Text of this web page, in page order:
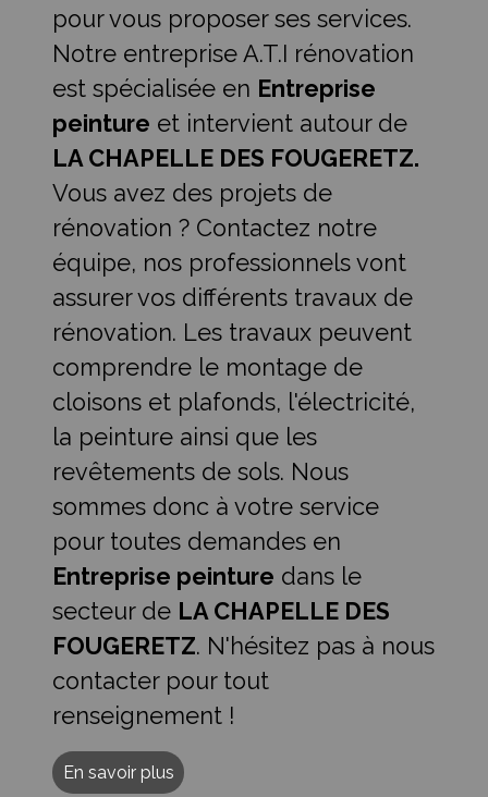
pour vous proposer ses services.
Notre entreprise A.T.I rénovation
est spécialisée en Entreprise
peinture et intervient autour de
LA CHAPELLE DES FOUGERETZ.
Vous avez des projets de
rénovation ? Contactez notre
équipe, nos professionnels vont
assurer vos différents travaux de
rénovation. Les travaux peuvent
comprendre le montage de
cloisons et plafonds, l'électricité,
la peinture ainsi que les
revêtements de sols. Nous
sommes donc à votre service
pour toutes demandes en
Entreprise peinture dans le
secteur de LA CHAPELLE DES
FOUGERETZ. N'hésitez pas à nous
contacter pour tout
renseignement !
En savoir plus